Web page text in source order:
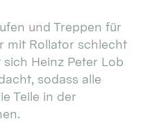
und Treppen für
mit Rollator schlecht
Heinz Peter Lob
sodass alle
Teile in der